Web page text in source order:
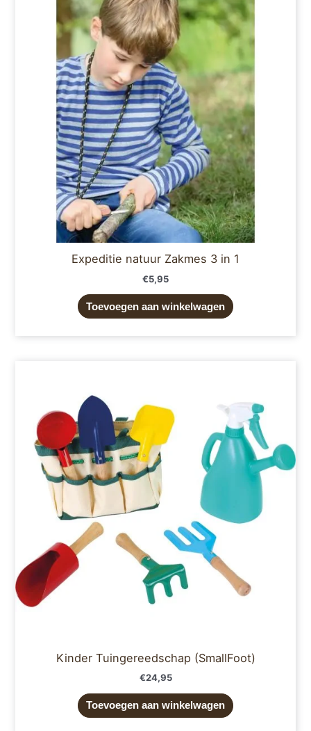
Expeditie natuur Zakmes 3 in 1
€5,95
Toevoegen aan winkelwagen
Kinder Tuingereedschap (SmallFoot)
€24,95
Toevoegen aan winkelwagen